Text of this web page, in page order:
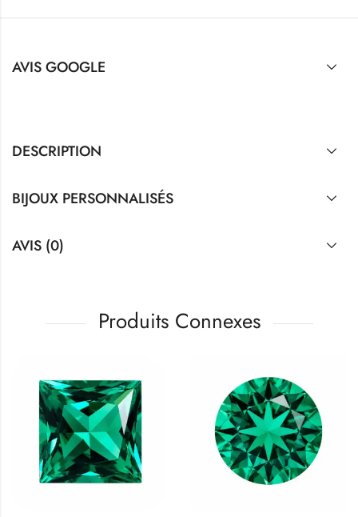
AVIS GOOGLE
DESCRIPTION
BIJOUX PERSONNALISÉS
AVIS (0)
Produits Connexes